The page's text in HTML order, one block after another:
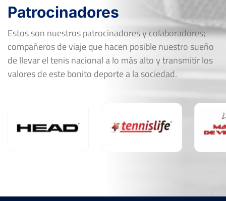
Patrocinadores
Estos son nuestros patrocinadores y colaboradores;
compañeros de viaje que hacen posible nuestro sueño
de llevar el tenis nacional a lo más alto y transmitir los
valores de este bonito deporte a la sociedad.